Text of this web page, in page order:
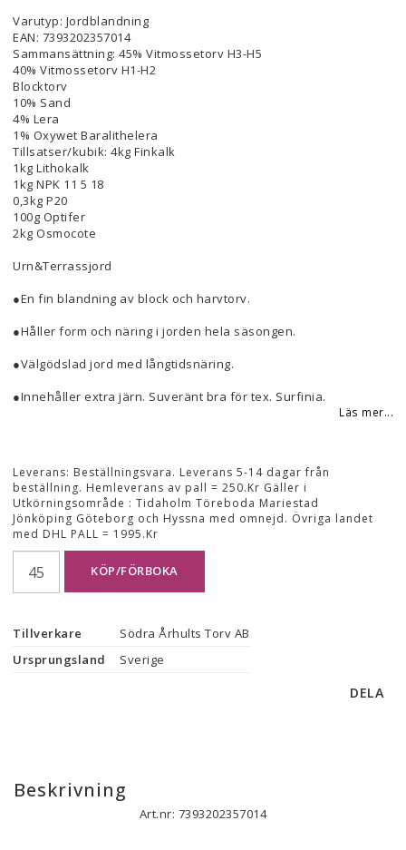
Varutyp: Jordblandning
EAN: 7393202357014
Sammansättning: 45% Vitmossetorv H3-H5
40% Vitmossetorv H1-H2
Blocktorv
10% Sand
4% Lera
1% Oxywet Baralithelera
Tillsatser/kubik: 4kg Finkalk
1kg Lithokalk
1kg NPK 11 5 18
0,3kg P20
100g Optifer
2kg Osmocote
Urn&Terrassjord
●En fin blandning av block och harvtorv.
●Håller form och näring i jorden hela säsongen.
●Välgödslad jord med långtidsnäring.
●Innehåller extra järn. Suveränt bra för tex. Surfinia.
Läs mer...
Leverans: Beställningsvara. Leverans 5-14 dagar från
beställning. Hemleverans av pall = 250.Kr Gäller i
Utkörningsområde : Tidaholm Töreboda Mariestad
Jönköping Göteborg och Hyssna med omnejd. Övriga landet
med DHL PALL = 1995.Kr
KÖP/FÖRBOKA
Tillverkare
Södra Århults Torv AB
Ursprungsland
Sverige
DELA
Beskrivning
Art.nr: 7393202357014